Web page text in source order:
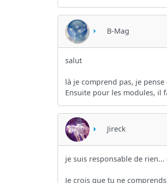
B-Mag
salut
là je comprend pas, je
Ensuite pour les modules, il
Jireck
je suis responsable de
Je crois que tu ne